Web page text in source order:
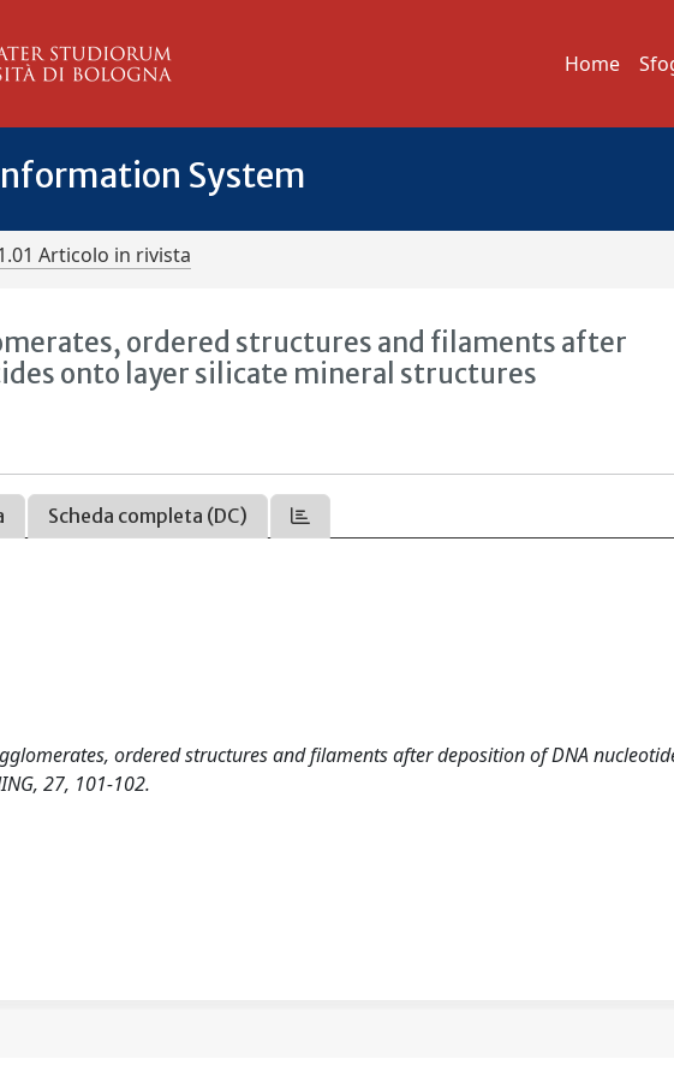
Home
System
Articolo in rivista
ordered structures and filaments after
onto layer silicate mineral structures
Scheda completa (DC)
ordered structures and filaments after deposition of DNA
27, 101-102.